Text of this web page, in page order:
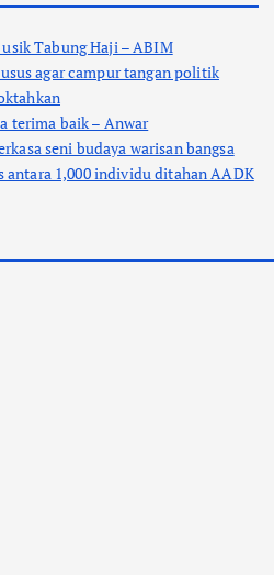
usik Tabung Haji – ABIM
agar campur tangan politik
terima baik – Anwar
seni budaya warisan bangsa
antara 1,000 individu ditahan AADK